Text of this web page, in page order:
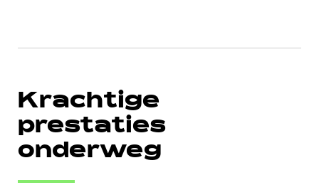
Krachtige
prestaties
onderweg